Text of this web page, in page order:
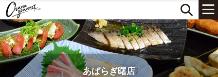
あぱらぎ曙店